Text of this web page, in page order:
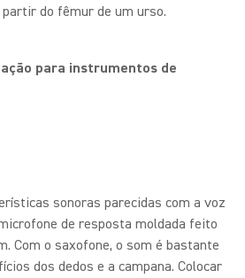
do fêmur de um urso.
para instrumentos de
sonoras parecidas com a voz
de resposta moldada feito
Com o saxofone, o som é bastante
dos dedos e a campana. Colocar